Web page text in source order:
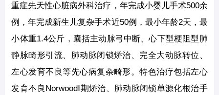
重症先天性心脏病外科治疗，年完成小婴儿手术500余
例，年完成新生儿复杂手术近50例，最小年龄2天，最
小体重1.4公斤，囊括主动脉弓中断、心下型梗阻型肺
静脉畸形引流、肺动脉闭锁矫治、完全大动脉转位、
左心发育不良等先心病复杂畸形。特色治疗包括左心
发育不良NorwoodⅠ期矫治、肺动脉闭锁单源化根治手